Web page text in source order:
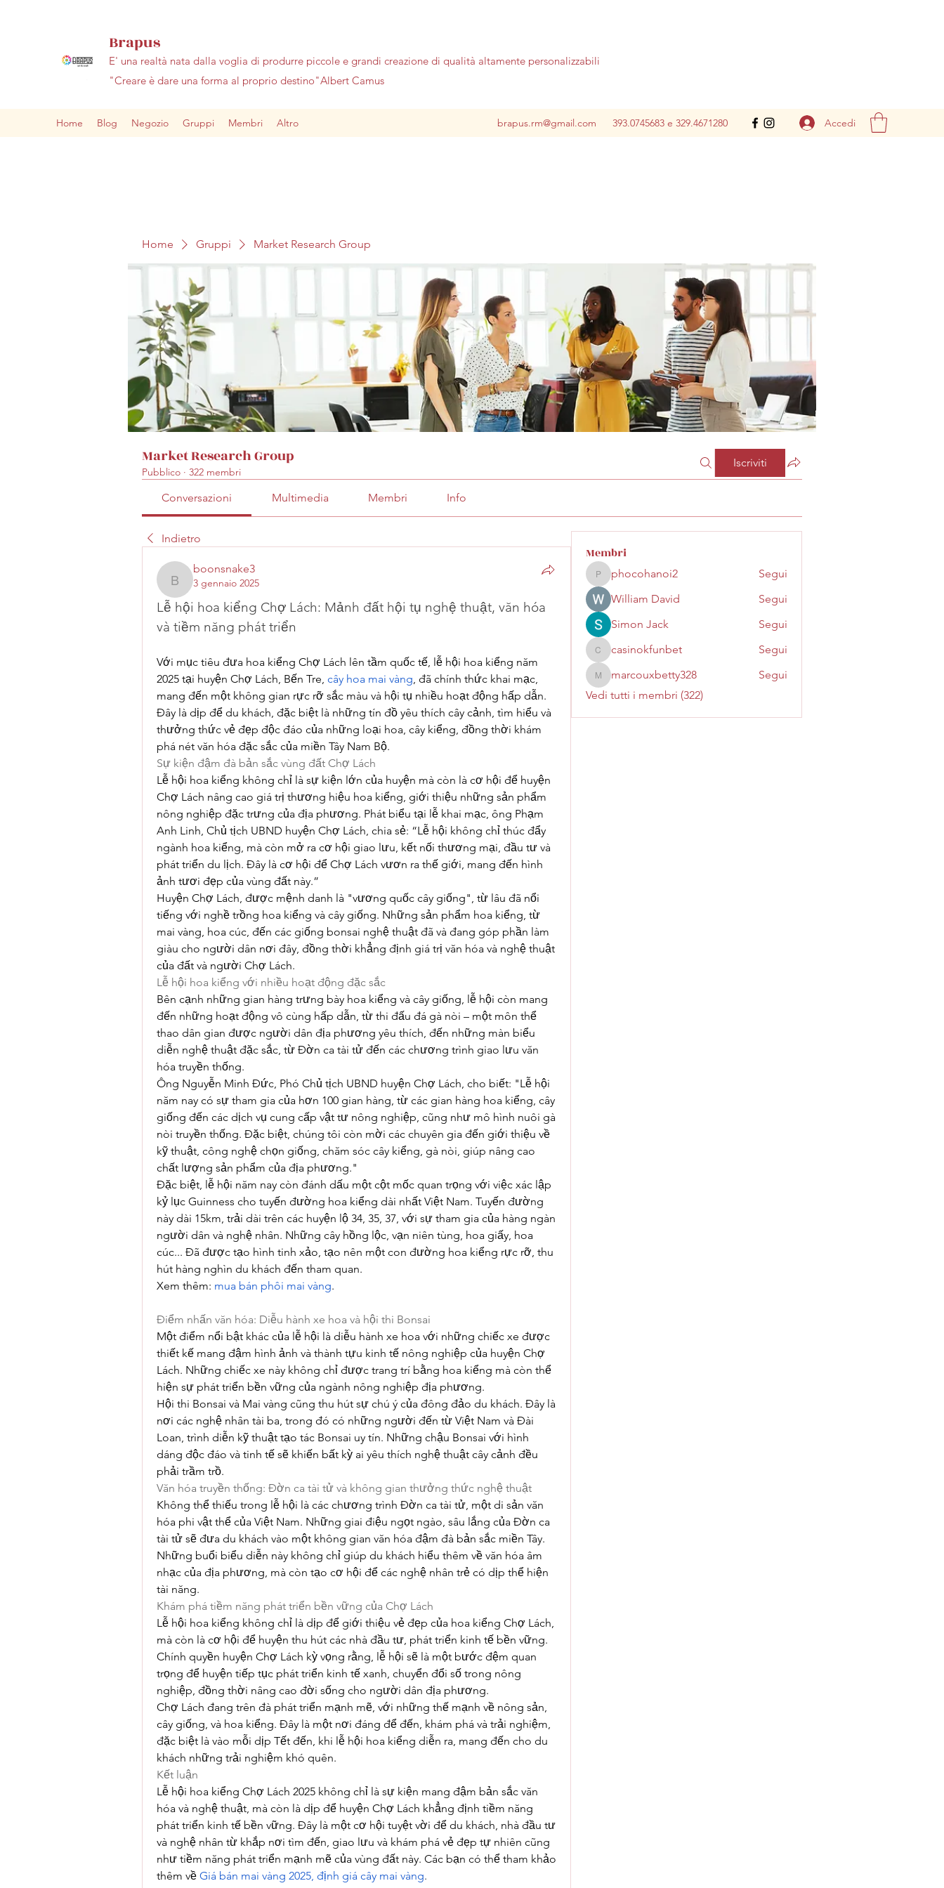
Brapus
E' una realtà nata dalla voglia di produrre piccole e grandi creazione di qualità altamente personalizzabili
"Creare è dare una forma al proprio destino"Albert Camus
Home Blog Negozio Gruppi Membri Altro brapus.rm@gmail.com 393.0745683 e 329.4671280 Accedi
Home Gruppi Market Research Group
Market Research Group
Pubblico · 322 membri
Iscriviti
Conversazioni Multimedia Membri Info
Indietro
boonsnake3
boonsnake3
3 gennaio 2025
Lễ hội hoa kiểng Chợ Lách: Mảnh đất hội tụ nghệ thuật, văn hóa
và tiềm năng phát triển
Với mục tiêu đưa hoa kiểng Chợ Lách lên tầm quốc tế, lễ hội hoa kiểng năm
2025 tại huyện Chợ Lách, Bến Tre, cây hoa mai vàng, đã chính thức khai mạc,
mang đến một không gian rực rỡ sắc màu và hội tụ nhiều hoạt động hấp dẫn.
Đây là dịp để du khách, đặc biệt là những tín đồ yêu thích cây cảnh, tìm hiểu và
thưởng thức vẻ đẹp độc đáo của những loại hoa, cây kiểng, đồng thời khám
phá nét văn hóa đặc sắc của miền Tây Nam Bộ.
Sự kiện đậm đà bản sắc vùng đất Chợ Lách
Lễ hội hoa kiểng không chỉ là sự kiện lớn của huyện mà còn là cơ hội để huyện
Chợ Lách nâng cao giá trị thương hiệu hoa kiểng, giới thiệu những sản phẩm
nông nghiệp đặc trưng của địa phương. Phát biểu tại lễ khai mạc, ông Phạm
Anh Linh, Chủ tịch UBND huyện Chợ Lách, chia sẻ: “Lễ hội không chỉ thúc đẩy
ngành hoa kiểng, mà còn mở ra cơ hội giao lưu, kết nối thương mại, đầu tư và
phát triển du lịch. Đây là cơ hội để Chợ Lách vươn ra thế giới, mang đến hình
ảnh tươi đẹp của vùng đất này.”
Huyện Chợ Lách, được mệnh danh là "vương quốc cây giống", từ lâu đã nổi
tiếng với nghề trồng hoa kiểng và cây giống. Những sản phẩm hoa kiểng, từ
mai vàng, hoa cúc, đến các giống bonsai nghệ thuật đã và đang góp phần làm
giàu cho người dân nơi đây, đồng thời khẳng định giá trị văn hóa và nghệ thuật
của đất và người Chợ Lách.
Lễ hội hoa kiểng với nhiều hoạt động đặc sắc
Bên cạnh những gian hàng trưng bày hoa kiểng và cây giống, lễ hội còn mang
đến những hoạt động vô cùng hấp dẫn, từ thi đấu đá gà nòi – một môn thể
thao dân gian được người dân địa phương yêu thích, đến những màn biểu
diễn nghệ thuật đặc sắc, từ Đờn ca tài tử đến các chương trình giao lưu văn
hóa truyền thống.
Ông Nguyễn Minh Đức, Phó Chủ tịch UBND huyện Chợ Lách, cho biết: "Lễ hội
năm nay có sự tham gia của hơn 100 gian hàng, từ các gian hàng hoa kiểng, cây
giống đến các dịch vụ cung cấp vật tư nông nghiệp, cũng như mô hình nuôi gà
nòi truyền thống. Đặc biệt, chúng tôi còn mời các chuyên gia đến giới thiệu về
kỹ thuật, công nghệ chọn giống, chăm sóc cây kiểng, gà nòi, giúp nâng cao
chất lượng sản phẩm của địa phương."
Đặc biệt, lễ hội năm nay còn đánh dấu một cột mốc quan trọng với việc xác lập
kỷ lục Guinness cho tuyến đường hoa kiểng dài nhất Việt Nam. Tuyến đường
này dài 15km, trải dài trên các huyện lộ 34, 35, 37, với sự tham gia của hàng ngàn
người dân và nghệ nhân. Những cây hồng lộc, vạn niên tùng, hoa giấy, hoa
cúc... Đã được tạo hình tinh xảo, tạo nên một con đường hoa kiểng rực rỡ, thu
hút hàng nghìn du khách đến tham quan.
Xem thêm: mua bán phôi mai vàng.
Điểm nhấn văn hóa: Diễu hành xe hoa và hội thi Bonsai
Một điểm nổi bật khác của lễ hội là diễu hành xe hoa với những chiếc xe được
thiết kế mang đậm hình ảnh và thành tựu kinh tế nông nghiệp của huyện Chợ
Lách. Những chiếc xe này không chỉ được trang trí bằng hoa kiểng mà còn thể
hiện sự phát triển bền vững của ngành nông nghiệp địa phương.
Hội thi Bonsai và Mai vàng cũng thu hút sự chú ý của đông đảo du khách. Đây là
nơi các nghệ nhân tài ba, trong đó có những người đến từ Việt Nam và Đài
Loan, trình diễn kỹ thuật tạo tác Bonsai uy tín. Những chậu Bonsai với hình
dáng độc đáo và tinh tế sẽ khiến bất kỳ ai yêu thích nghệ thuật cây cảnh đều
phải trầm trồ.
Văn hóa truyền thống: Đờn ca tài tử và không gian thưởng thức nghệ thuật
Không thể thiếu trong lễ hội là các chương trình Đờn ca tài tử, một di sản văn
hóa phi vật thể của Việt Nam. Những giai điệu ngọt ngào, sâu lắng của Đờn ca
tài tử sẽ đưa du khách vào một không gian văn hóa đậm đà bản sắc miền Tây.
Những buổi biểu diễn này không chỉ giúp du khách hiểu thêm về văn hóa âm
nhạc của địa phương, mà còn tạo cơ hội để các nghệ nhân trẻ có dịp thể hiện
tài năng.
Khám phá tiềm năng phát triển bền vững của Chợ Lách
Lễ hội hoa kiểng không chỉ là dịp để giới thiệu vẻ đẹp của hoa kiểng Chợ Lách,
mà còn là cơ hội để huyện thu hút các nhà đầu tư, phát triển kinh tế bền vững.
Chính quyền huyện Chợ Lách kỳ vọng rằng, lễ hội sẽ là một bước đệm quan
trọng để huyện tiếp tục phát triển kinh tế xanh, chuyển đổi số trong nông
nghiệp, đồng thời nâng cao đời sống cho người dân địa phương.
Chợ Lách đang trên đà phát triển mạnh mẽ, với những thế mạnh về nông sản,
cây giống, và hoa kiểng. Đây là một nơi đáng để đến, khám phá và trải nghiệm,
đặc biệt là vào mỗi dịp Tết đến, khi lễ hội hoa kiểng diễn ra, mang đến cho du
khách những trải nghiệm khó quên.
Kết luận
Lễ hội hoa kiểng Chợ Lách 2025 không chỉ là sự kiện mang đậm bản sắc văn
hóa và nghệ thuật, mà còn là dịp để huyện Chợ Lách khẳng định tiềm năng
phát triển kinh tế bền vững. Đây là một cơ hội tuyệt vời để du khách, nhà đầu tư
và nghệ nhân từ khắp nơi tìm đến, giao lưu và khám phá vẻ đẹp tự nhiên cũng
như tiềm năng phát triển mạnh mẽ của vùng đất này. Các bạn có thể tham khảo
thêm về Giá bán mai vàng 2025, định giá cây mai vàng.
Membri
phocohanoi2
phocohanoi2
Segui
William David
Segui
Simon Jack
Segui
casinokfunbet
casinokfunbet Segui
marcouxbetty328
marcouxbetty328
Segui
Vedi tutti i membri (322)